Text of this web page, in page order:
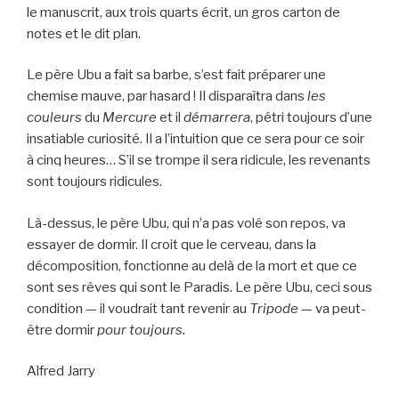
le manuscrit, aux trois quarts écrit, un gros carton de
notes et le dit plan.
Le père Ubu a fait sa barbe, s’est fait préparer une
chemise mauve, par hasard ! Il disparaîtra dans les
couleurs du Mercure et il démarrera, pétri toujours d’une
insatiable curiosité. Il a l’intuition que ce sera pour ce soir
à cinq heures… S’il se trompe il sera ridicule, les revenants
sont toujours ridicules.
Là-dessus, le père Ubu, qui n’a pas volé son repos, va
essayer de dormir. Il croit que le cerveau, dans la
décomposition, fonctionne au delà de la mort et que ce
sont ses rêves qui sont le Paradis. Le père Ubu, ceci sous
condition — il voudrait tant revenir au Tripode — va peut-
être dormirpour toujours.
Alfred Jarry